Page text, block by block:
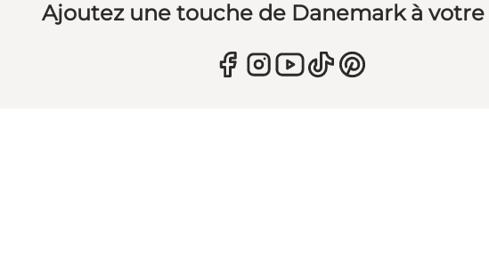
Ajoutez une touche de Danemark à